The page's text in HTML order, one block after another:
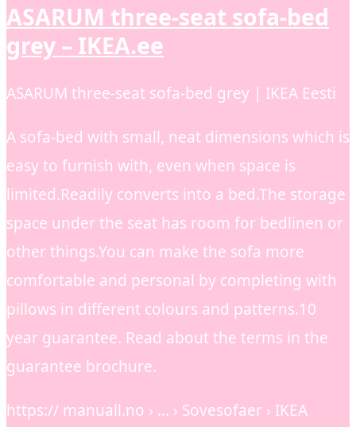
ASARUM three-seat sofa-bed
grey – IKEA.ee
ASARUM three-seat sofa-bed grey | IKEA Eesti
A sofa-bed with small, neat dimensions which is
easy to furnish with, even when space is
limited.Readily converts into a bed.The storage
space under the seat has room for bedlinen or
other things.You can make the sofa more
comfortable and personal by completing with
pillows in different colours and patterns.10
year guarantee. Read about the terms in the
guarantee brochure.
https:// manuall.no › … › Sovesofaer › IKEA